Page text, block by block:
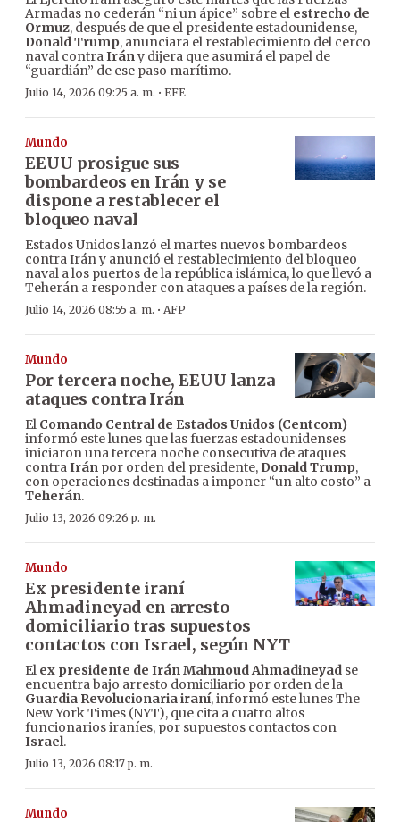
Armadas no cederán “ni un ápice” sobre el estrecho de
Ormuz, después de que el presidente estadounidense,
Donald Trump, anunciara el restablecimiento del cerco
naval contraIrány dijera que asumirá el papel de
“guardián” de ese paso marítimo.
Julio 14, 2026 09:25 a. m. · EFE
Mundo
EEUU prosigue sus
bombardeos en Irán y se
dispone a restablecer el
bloqueo naval
Estados Unidos lanzó el martes nuevos bombardeos
contra Irán y anunció el restablecimiento del bloqueo
naval a los puertos de la república islámica, lo que llevó a
Teherán a responder con ataques a países de la región.
Julio 14, 2026 08:55 a. m. · AFP
Mundo
Por tercera noche, EEUU lanza
ataques contra Irán
El Comando Central de Estados Unidos (Centcom)
informó este lunes que las fuerzas estadounidenses
iniciaron una tercera noche consecutiva de ataques
contraIrán por orden del presidente, Donald Trump,
con operaciones destinadas a imponer “un alto costo” a
Teherán.
Julio 13, 2026 09:26 p. m.
Mundo
Ex presidente iraní
Ahmadineyad en arresto
domiciliario tras supuestos
contactos con Israel, según NYT
El ex presidente de IránMahmoud Ahmadineyad se
encuentra bajo arresto domiciliario por orden de la
Guardia Revolucionaria iraní, informó este lunes The
New York Times (NYT), que cita a cuatro altos
funcionarios iraníes, por supuestos contactos con
Israel.
Julio 13, 2026 08:17 p. m.
Mundo